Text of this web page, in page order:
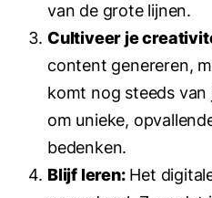
van de grote lijnen.
Cultiveer je
content genereren,
komt nog steeds van
om unieke,
bedenken.
Blijf leren:Het